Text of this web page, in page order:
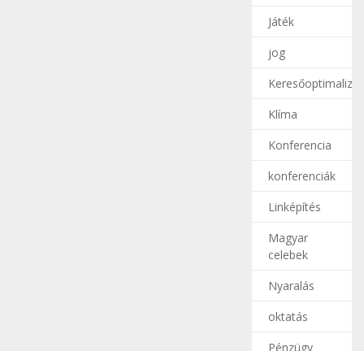
Játék
jog
Klíma
Konferencia
konferenciák
Linképítés
Magyar
celebek
Nyaralás
oktatás
Pénzügy